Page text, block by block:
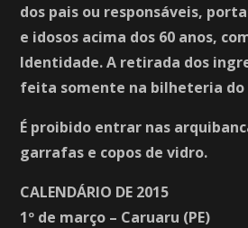
dos pais ou responsáveis,
e idosos acima dos 60 anos,
Identidade. A retirada dos
feita somente na bilheteria
É proibido entrar nas
garrafas e copos de vidro.
CALENDÁRIO DE 2015
1º de março – Caruaru (PE)